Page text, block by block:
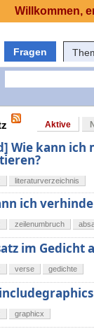
Fragen
Aktive
Wie kann
literaturverzeichnis
ich
zeilenumbruch
im Gedicht
verse gedichte
graphicx
Willkommen,